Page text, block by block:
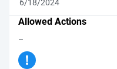
6/18/2024
Allowed Actions
–